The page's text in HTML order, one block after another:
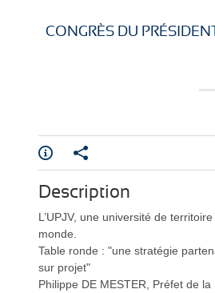
i
r
i
r
CONGRÈS DU PRÉSIDENT
Description
L’UPJV, une université de
monde.
Table ronde : "une stratégie
sur projet"
Philippe DE MESTER, Préfet de la